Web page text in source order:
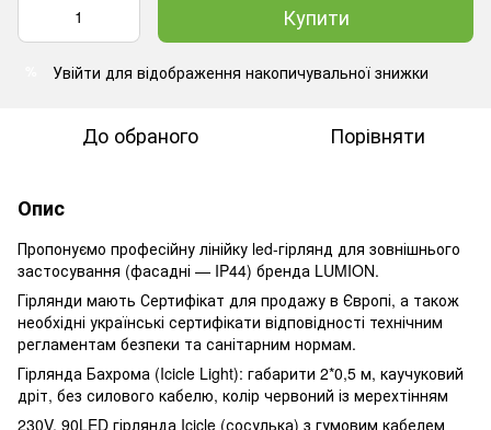
Купити
Увійти для відображення накопичувальної знижки
До обраного Порівняти
Опис
Пропонуємо професійну лінійку led-гірлянд для зовнішнього
застосування (фасадні — IP44) бренда LUMION.
Гірлянди мають Сертифікат для продажу в Європі, а також
необхідні українські сертифікати відповідності технічним
регламентам безпеки та санітарним нормам.
Гірлянда Бахрома (Icicle Light): габарити 2*0,5 м, каучуковий
дріт, без силового кабелю, колір червоний із мерехтінням
230V, 90LED гірлянда Icicle (сосулька) з гумовим кабелем